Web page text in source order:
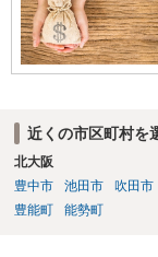
近くの市区町村を
北大阪
豊中市
池田市 吹田市
豊能町
能勢町